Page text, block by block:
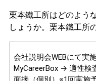
栗本鐵工所はどのよう
しょうか。栗本鐵工所
会社説明会WEBにて実
MyCareerBox → 適性